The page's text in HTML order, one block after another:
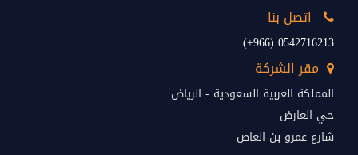
اتصل بنا
0542716213 (966+)
مقر الشركة
المملكة العربية السعودية - الرياض
حي العارض
شارع عمرو بن العاص